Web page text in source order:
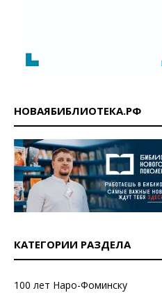
НОВАЯБИБЛИОТЕКА.РФ
КАТЕГОРИИ РАЗДЕЛА
100 лет Наро-Фоминску